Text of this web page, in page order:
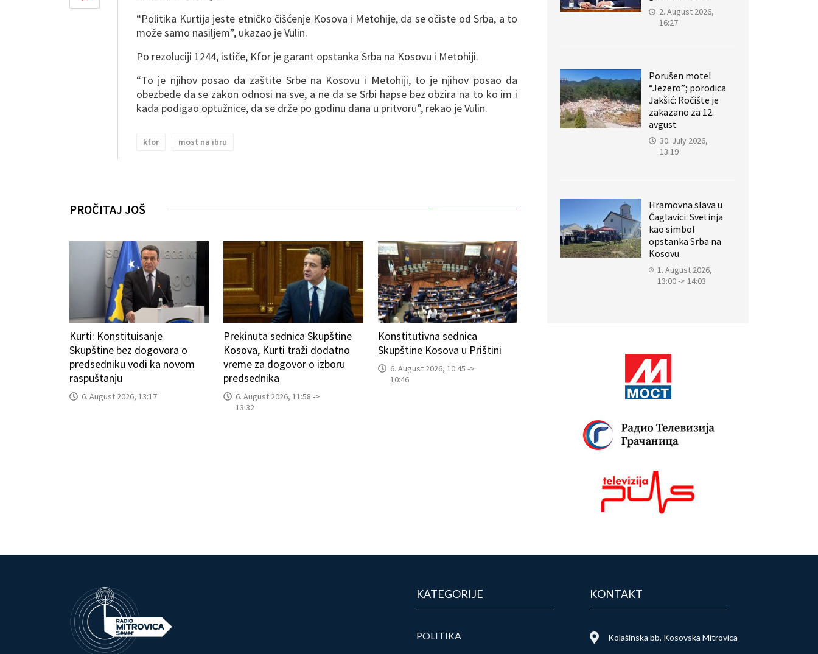
“Politika Kurtija jeste etničko čišćenje Kosova i Metohije, da se očiste od Srba, a to
može samo nasiljem”, ukazao je Vulin.
Po rezoluciji 1244, ističe, Kfor je garant opstanka Srba na Kosovu i Metohiji.
“To je njihov posao da zaštite Srbe na Kosovu i Metohiji, to je njihov posao da
obezbede da se zakon odnosi na sve, a ne da se Srbi hapse bez obzira na to ko im i
kada podigao optužnice, da se drže po godinu dana u pritvoru”, rekao je Vulin.
kfor most na ibru
PROČITAJ JOŠ
Kurti: Konstituisanje
Skupštine bez dogovora o
predsedniku vodi ka novom
raspuštanju
6. August 2026, 13:17
Prekinuta sednica Skupštine
Kosova, Kurti traži dodatno
vreme za dogovor o izboru
predsednika
6. August 2026, 11:58 ->
13:32
Konstitutivna sednica
Skupštine Kosova u Prištini
6. August 2026, 10:45 ->
10:46
2. August 2026,
16:27
Porušen motel
“Jezero”; porodica
Jakšić: Ročište je
zakazano za 12.
avgust
30. July 2026,
13:19
Hramovna slava u
Čaglavici: Svetinja
kao simbol
opstanka Srba na
Kosovu
1. August 2026,
13:00 -> 14:03
KATEGORIJE
POLITIKA
KONTAKT
Kolašinska bb, Kosovska Mitrovica